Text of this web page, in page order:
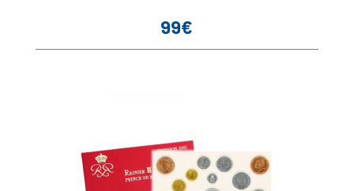
Prix
99€